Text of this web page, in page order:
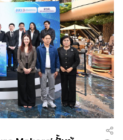
พัฒนาความสามารถของ
ดับ สนับสนุนการจ้างงาน
และ Reskill) เพื่อ
ธุรกิจค้าปลีก รวมทั้ง
ตรฐานฝีมือแรงงานแห่ง
ชีพ เพื่อกำหนดอัตราค่า